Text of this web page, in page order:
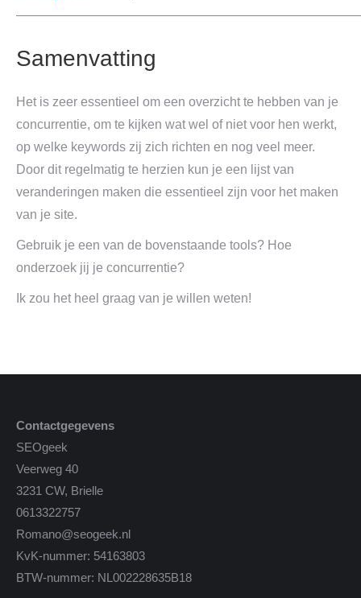
Samenvatting
Het is zeer essentieel om een overzicht te hebben van je
concurrentie, om te kijken wat wel of niet voor hen werkt,
op welke keywords zij zich richten en nog veel meer.
Door dit regelmatig te herzien kun je een lijst van
veranderingen maken die essentieel zijn voor het maken
van je site.
Gebruik je een van de bovenstaande tools? Hoe
onderzoek jij je concurrentie?
Ik zou het heel graag van je willen weten!
Contactgegevens
SEOgeek
Veerweg 40
3231 CW, Brielle
0613322757
Romano@seogeek.nl
KvK-nummer: 54163803
BTW-nummer: NL002228635B18